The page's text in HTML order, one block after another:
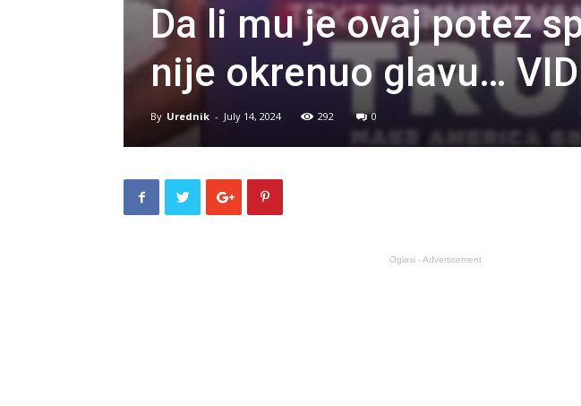
Da li mu je ovaj potez
nije okrenuo glavu…
By Urednik - July 14, 2024 292 0
Oglasi - Advertisement